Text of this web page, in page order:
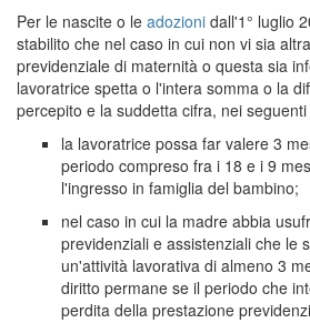
Per le nascite o le adozioni dall'1° luglio
stabilito che nel caso in cui non vi sia
previdenziale di maternità o questa sia
lavoratrice spetta o l'intera somma o la
percepito e la suddetta cifra, nei seguenti
la lavoratrice possa far valere 3
periodo compreso fra i 18 e i 9
l'ingresso in famiglia del bambino;
nel caso in cui la madre abbia
previdenziali e assistenziali che le
un'attività lavorativa di almeno 3
diritto permane se il periodo che
perdita della prestazione